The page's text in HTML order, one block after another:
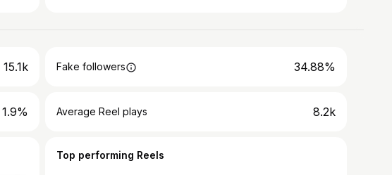
15.1k Fake followers 34.88%
1.9% Average Reel plays 8.2k
Top performing Reels